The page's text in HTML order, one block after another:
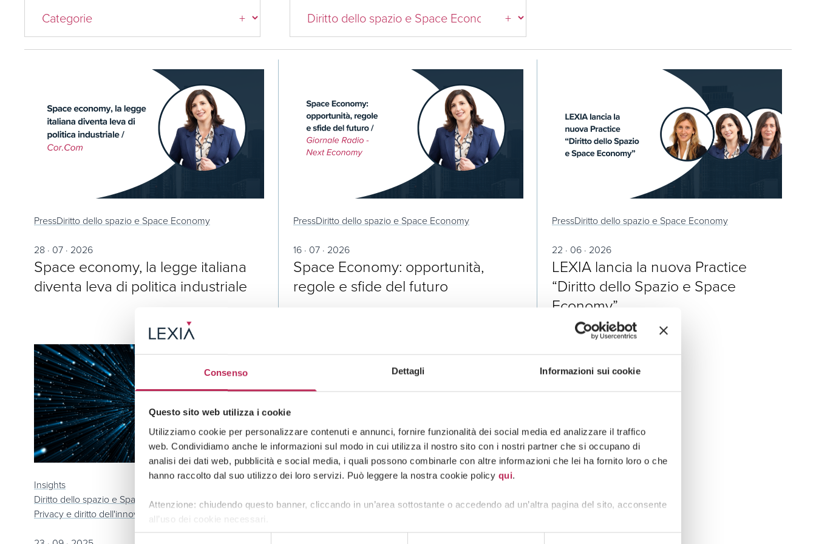
Consenso Dettagli Informazioni sui cookie
Questo sito web utilizza i cookie
Utilizziamo cookie per personalizzare contenuti e annunci, fornire funzionalità dei social media ed analizzare il traffico
web. Condividiamo anche le informazioni sul modo in cui utilizza il nostro sito con i nostri partner che si occupano di
analisi dei dati web, pubblicità e social media, i quali possono combinarle con altre informazioni che lei ha fornito loro o che
hanno raccolto dal suo utilizzo dei loro servizi. Può leggere la nostra cookie policy qui.
Attenzione: chiudendo questo banner, cliccando in un’area sottostante o accedendo ad un’altra pagina del sito, acconsente
all’uso dei cookie necessari.
PressDiritto dello spazio e Space Economy
28 · 07 · 2026
Space economy, la legge italiana
diventa leva di politica industriale
PressDiritto dello spazio e Space Economy
16 · 07 · 2026
Space Economy: opportunità,
regole e sfide del futuro
PressDiritto dello spazio e Space Economy
22 · 06 · 2026
LEXIA lancia la nuova Practice
“Diritto dello Spazio e Space
Economy”
Insights
Diritto dello spazio e Space Economy,
Privacy e diritto dell'innovazione
Insights
Privacy e diritto dell'innovazione